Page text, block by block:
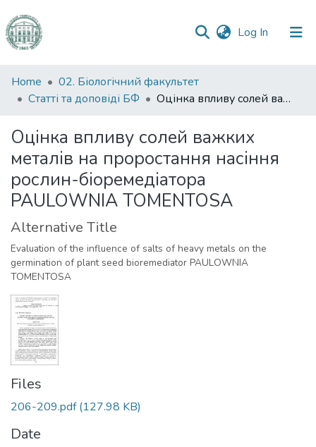
Log In (current)
Communities
&
All of DSpace
Statistics
Home
02. Біологічний факультет
Статті та доповіді БФ
Оцінка впливу солей важких металів на проростання насіння рослин-біоремедіатора PAULOWNIA TOMENTOSA
Оцінка впливу солей важких
металів на проростання насіння
рослин-біоремедіатора
PAULOWNIA TOMENTOSA
Alternative Title
Evaluation of the influence of salts of heavy metals on the
germination of plant seed bioremediator PAULOWNIA
TOMENTOSA
Files
206-209.pdf(127.98 KB)
Date